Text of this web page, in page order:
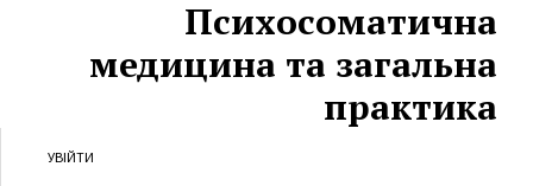
Перейти до головного
Перейти в головне навігаційне меню
Перейти на нижній колонтитул сайтуПсихосоматична
медицина та загальна
практика
УВІЙТИ